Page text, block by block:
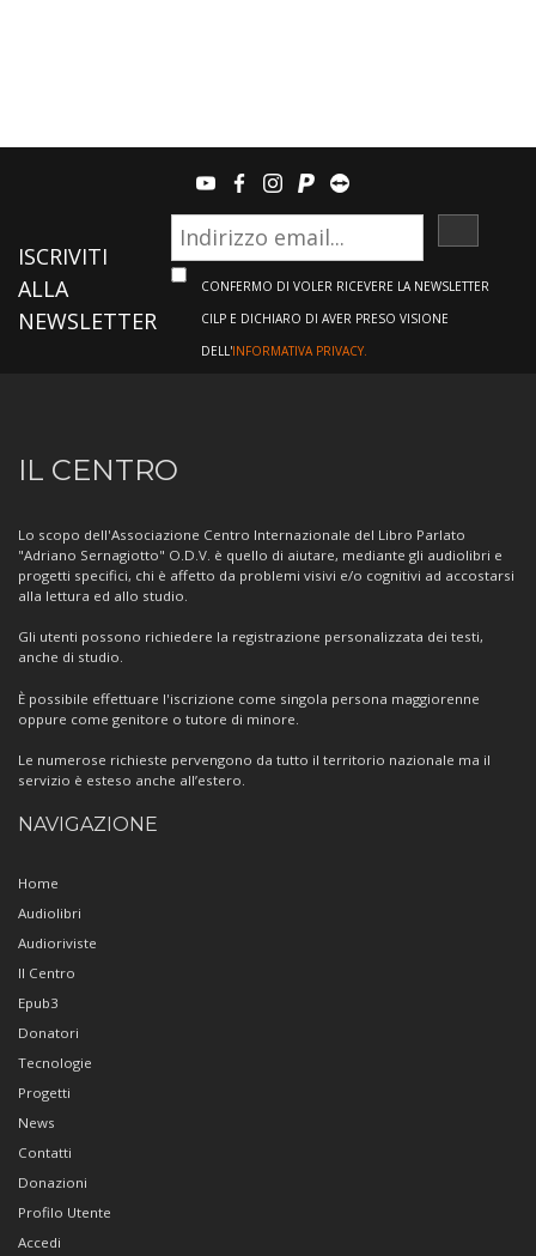
youtubefacebook
instagram
paypalteamviewer
ISCRIVITI
ALLA
NEWSLETTER
CONFERMO DI VOLER RICEVERE LA NEWSLETTER
CILP E DICHIARO DI AVER PRESO VISIONE
DELL'INFORMATIVA PRIVACY.
Informazioni
sul
Centro
IL CENTRO
Lo scopo dell'Associazione Centro Internazionale del Libro Parlato
"Adriano Sernagiotto" O.D.V. è quello di aiutare, mediante gli audiolibri e
progetti specifici, chi è affetto da problemi visivi e/o cognitivi ad accostarsi
alla lettura ed allo studio.
Gli utenti possono richiedere la registrazione personalizzata dei testi,
anche di studio.
È possibile effettuare l'iscrizione come singola persona maggiorenne
oppure come genitore o tutore di minore.
Le numerose richieste pervengono da tutto il territorio nazionale ma il
servizio è esteso anche all’estero.
NAVIGAZIONE
Home
Audiolibri
Audioriviste
Il Centro
Epub3
Donatori
Tecnologie
Progetti
News
Contatti
Donazioni
Profilo Utente
Accedi